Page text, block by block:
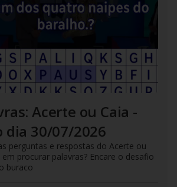
Acerte ou Caia -
dia 30/07/2026
perguntas e respostas do Acerte ou
em procurar palavras? Encare o desafio
buraco